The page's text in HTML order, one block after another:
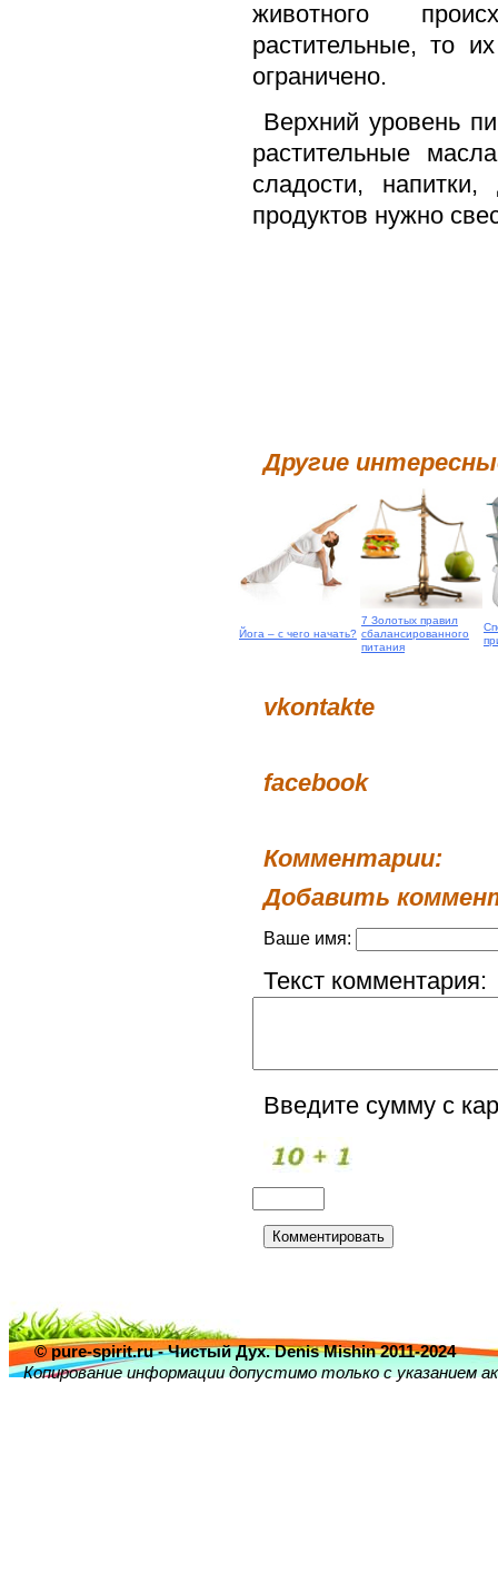
животного
растительные, то
ограничено.
Верхний уровень
растительные
сладости,
продуктов нужно
Другие
Йога – с чего начать?
7 Золотых правил
сбалансированного
питания
vkontakte
facebook
Комментарии:
Добавить
Ваше имя:
Текст комментария:
Введите сумму с
© pure-spirit.ru - Чистый Дух. Denis Mishin 2011-2024
Копирование информации допустимо только с указанием